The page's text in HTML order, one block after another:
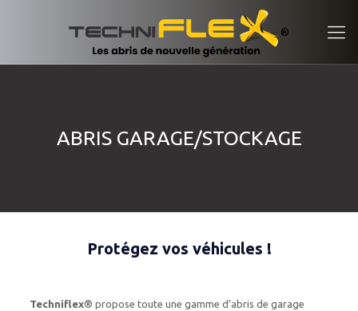
ABRIS GARAGE/STOCKAGE
Protégez vos véhicules !
Techniflex® propose toute une gamme d’abris de garage